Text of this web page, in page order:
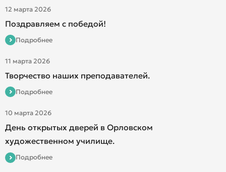
12 марта 2026
Поздравляем с победой!
Подробнее
11 марта 2026
Творчество наших преподавателей.
Подробнее
10 марта 2026
День открытых дверей в Орловском
художественном училище.
Подробнее